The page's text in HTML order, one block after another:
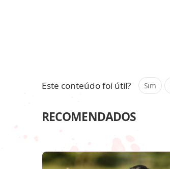
Este conteúdo foi útil? Sim
RECOMENDADOS